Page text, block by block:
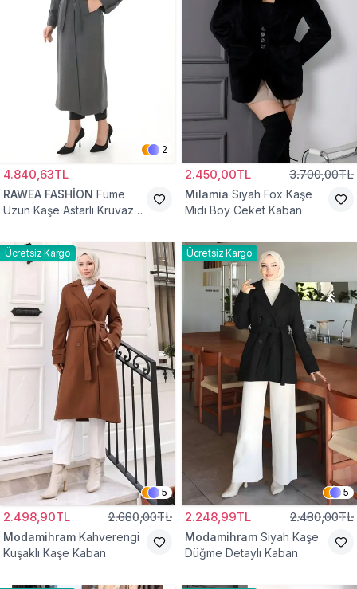
2
4.840,63TL
RAWEA FASHİON Füme
Uzun Kaşe Astarlı Kruvaze
2.450,00TL 3.700,00TL
Milamia Siyah Fox Kaşe
Midi Boy Ceket Kaban
Ücretsiz Kargo
5
2.498,90TL 2.680,00TL
Modamihram Kahverengi
Kuşaklı Kaşe Kaban
Ücretsiz Kargo
5
2.248,99TL 2.480,00TL
Modamihram Siyah Kaşe
Düğme Detaylı Kaban